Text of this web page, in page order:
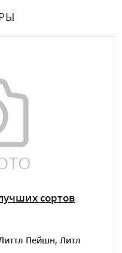
сортов
Пейшн, Литл